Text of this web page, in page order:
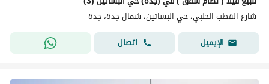
شارع القطب الحلبي، حي البساتين، شمال جدة، جدة
الإيميل
اتصال